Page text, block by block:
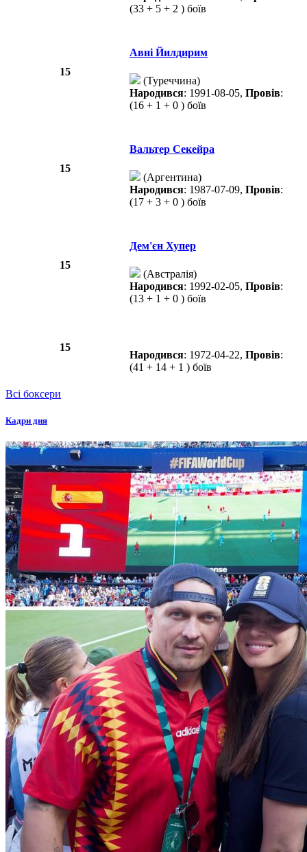
(33 + 5 + 2 ) боїв
15
Авні Йилдирим
(Туреччина)
Народився: 1991-08-05, Провів:
(16 + 1 + 0 ) боїв
15
Вальтер Секейра
(Аргентина)
Народився: 1987-07-09, Провів:
(17 + 3 + 0 ) боїв
15
Дем'єн Хупер
(Австралія)
Народився: 1992-02-05, Провів:
(13 + 1 + 0 ) боїв
15
Народився: 1972-04-22, Провів:
(41 + 14 + 1 ) боїв
Всі боксери
Кадри дня